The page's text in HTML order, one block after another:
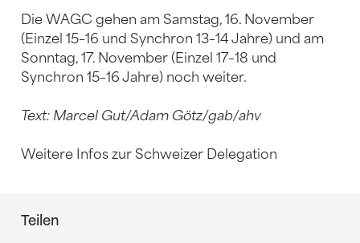
Die WAGC gehen am Samstag, 16. November
(Einzel 15–16 und Synchron 13–14 Jahre) und am
Sonntag, 17. November (Einzel 17–18 und
Synchron 15–16 Jahre) noch weiter.
Text: Marcel Gut/Adam Götz/gab/ahv
Weitere Infos zur Schweizer Delegation
Teilen